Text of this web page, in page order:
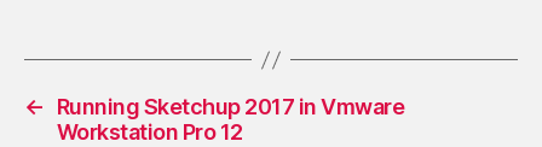
←
Running Sketchup 2017 in Vmware
Workstation Pro 12